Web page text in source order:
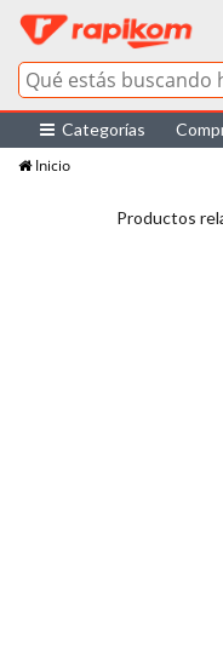
Categorías
Inicio
Productos